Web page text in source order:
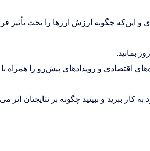
چگونه ارزش ارزها را تحت تأثیر
بمانید.
اقتصادی و رویدادهای پیش‌رو را همراه با
کار ببرید و ببینید چگونه بر نتایجتان اثر